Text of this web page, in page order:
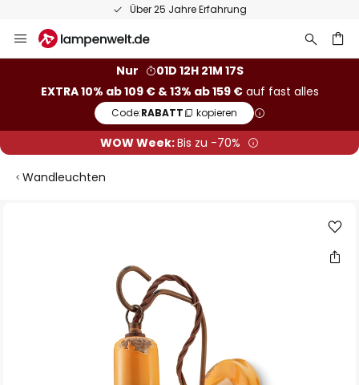
Über 25 Jahre Erfahrung
Inhalt
Nur
01D 12H 21M 16S
EXTRA 10% ab 109 € & 13% ab 159 €auf fast alles
Code:RABATT kopieren
WOW Week:Bis zu -70%
Wandleuchten